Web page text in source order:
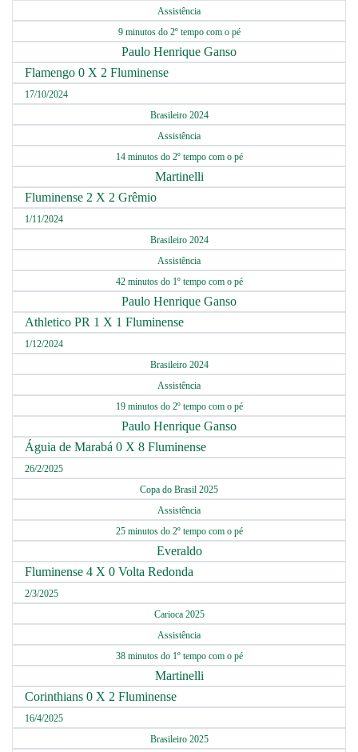
Assistência
9 minutos do 2º tempo com o pé
Paulo Henrique Ganso
Flamengo 0 X 2 Fluminense
17/10/2024
Brasileiro 2024
Assistência
14 minutos do 2º tempo com o pé
Martinelli
Fluminense 2 X 2 Grêmio
1/11/2024
Brasileiro 2024
Assistência
42 minutos do 1º tempo com o pé
Paulo Henrique Ganso
Athletico PR 1 X 1 Fluminense
1/12/2024
Brasileiro 2024
Assistência
19 minutos do 2º tempo com o pé
Paulo Henrique Ganso
Águia de Marabá 0 X 8 Fluminense
26/2/2025
Copa do Brasil 2025
Assistência
25 minutos do 2º tempo com o pé
Everaldo
Fluminense 4 X 0 Volta Redonda
2/3/2025
Carioca 2025
Assistência
38 minutos do 1º tempo com o pé
Martinelli
Corinthians 0 X 2 Fluminense
16/4/2025
Brasileiro 2025